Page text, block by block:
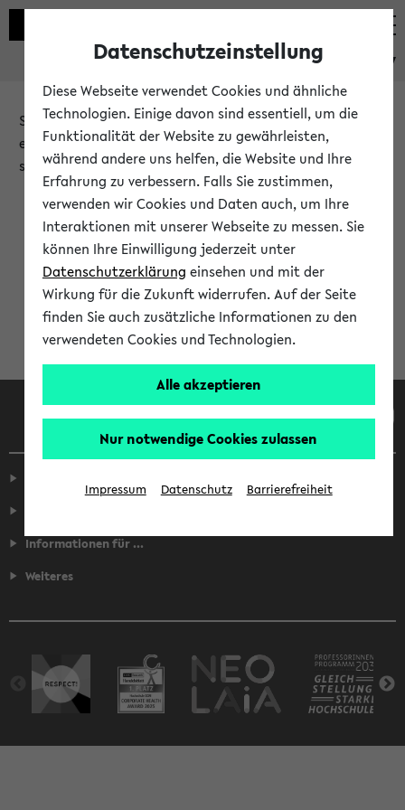
eKVV
Sie möchten auf eine eKVV Funktion zugreifen, die Ihnen
erst nach einer Anmeldung am System zur Verfügung
steht.
Bitte melden Sie sich an:
Anmeldung am eKVV
Informationen für ...
Weiteres
Datenschutzeinstellung
Diese Webseite verwendet Cookies und ähnliche
Technologien. Einige davon sind essentiell, um die
Funktionalität der Website zu gewährleisten,
während andere uns helfen, die Website und Ihre
Erfahrung zu verbessern. Falls Sie zustimmen,
verwenden wir Cookies und Daten auch, um Ihre
Interaktionen mit unserer Webseite zu messen. Sie
können Ihre Einwilligung jederzeit unter
Datenschutzerklärung einsehen und mit der
Wirkung für die Zukunft widerrufen. Auf der Seite
finden Sie auch zusätzliche Informationen zu den
verwendeten Cookies und Technologien.
Alle akzeptieren
Nur notwendige Cookies zulassen
Impressum Datenschutz Barrierefreiheit